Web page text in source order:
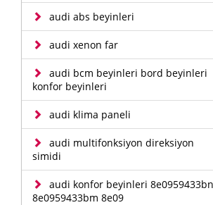
audi abs beyinleri
audi xenon far
audi bcm beyinleri bord beyinleri
konfor beyinleri
audi klima paneli
audi multifonksiyon direksiyon
simidi
audi konfor beyinleri 8e0959433bn
8e0959433bm 8e09